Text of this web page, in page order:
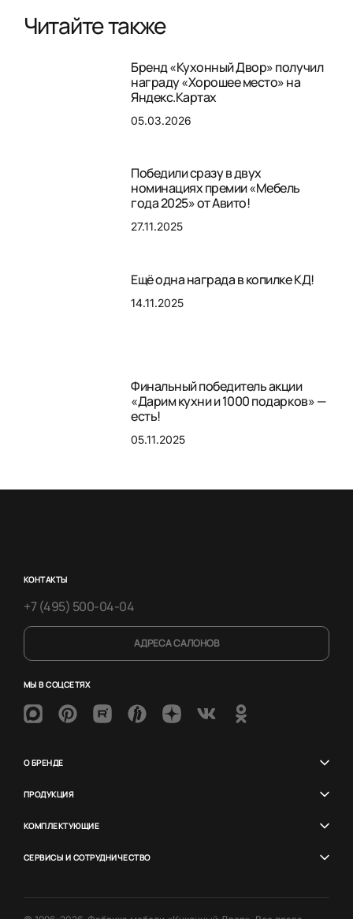
Читайте также
Бренд «Кухонный Двор» получил
награду «Хорошее место» на
Яндекс.Картах
05.03.2026
Победили сразу в двух
номинациях премии «Мебель
года 2025» от Авито!
27.11.2025
Ещё одна награда в копилке КД!
14.11.2025
Финальный победитель акции
«Дарим кухни и 1000 подарков» —
есть!
05.11.2025
КОНТАКТЫ
+7 (495) 500-04-04
АДРЕСА САЛОНОВ
МЫ В СОЦСЕТЯХ
О БРЕНДЕ
ПРОДУКЦИЯ
КОМПЛЕКТУЮЩИЕ
СЕРВИСЫ И СОТРУДНИЧЕСТВО